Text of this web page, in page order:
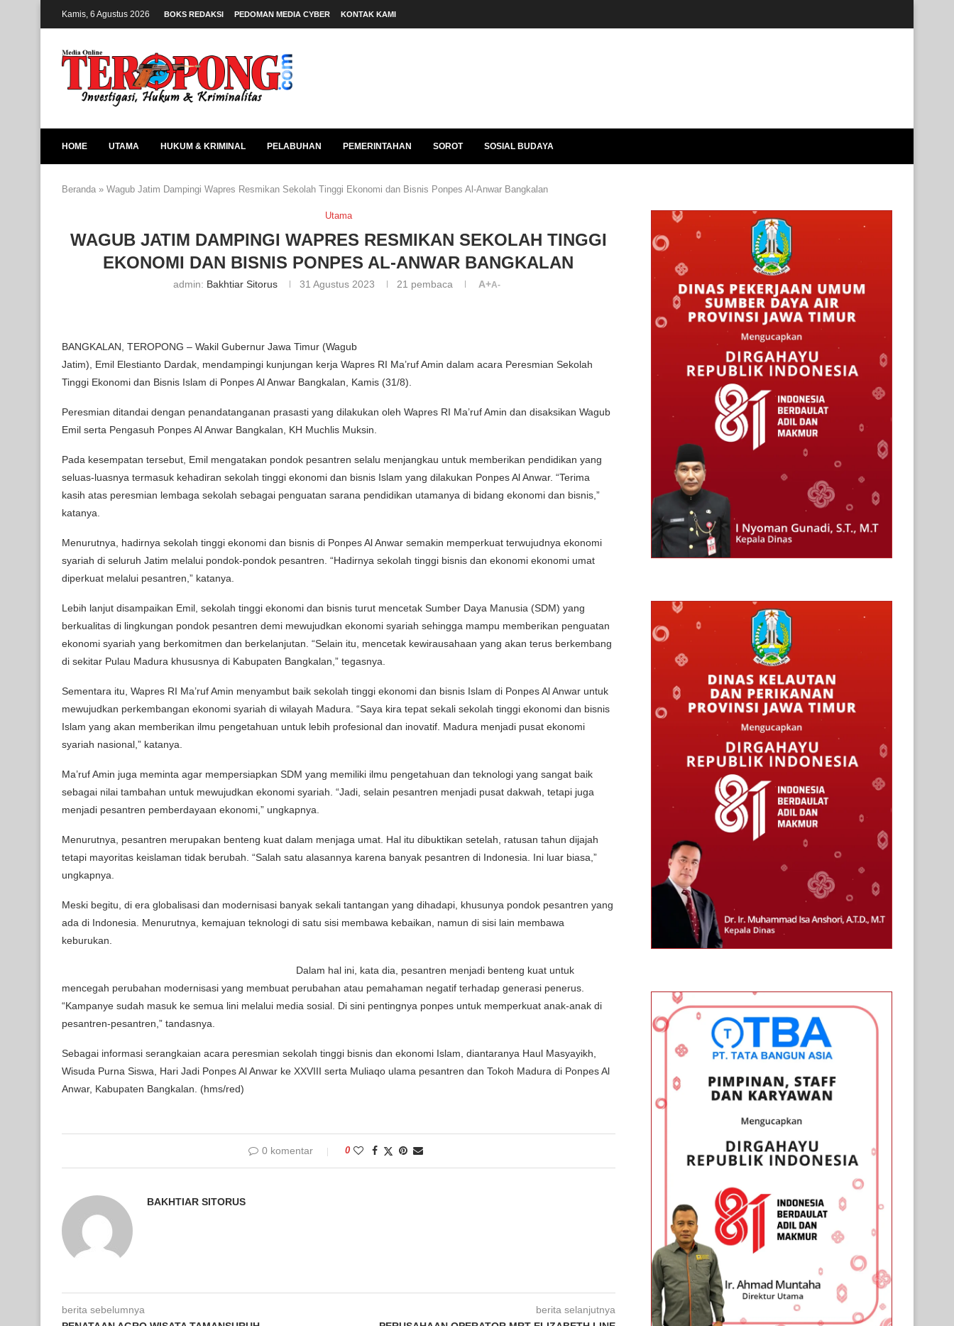
Kamis, 6 Agustus 2026 BOKS REDAKSI PEDOMAN MEDIA CYBER KONTAK KAMI
HOME UTAMA HUKUM & KRIMINAL PELABUHAN PEMERINTAHAN SOROT SOSIAL BUDAYA
Beranda » Wagub Jatim Dampingi Wapres Resmikan Sekolah Tinggi Ekonomi dan Bisnis Ponpes Al-Anwar Bangkalan
Utama
WAGUB JATIM DAMPINGI WAPRES RESMIKAN SEKOLAH TINGGI
EKONOMI DAN BISNIS PONPES AL-ANWAR BANGKALAN
admin: Bakhtiar Sitorus 31 Agustus 2023 21 pembaca A+A-
BANGKALAN, TEROPONG – Wakil Gubernur Jawa Timur (Wagub
Jatim), Emil Elestianto Dardak, mendampingi kunjungan kerja Wapres RI Ma’ruf Amin dalam acara Peresmian Sekolah
Tinggi Ekonomi dan Bisnis Islam di Ponpes Al Anwar Bangkalan, Kamis (31/8).
Peresmian ditandai dengan penandatanganan prasasti yang dilakukan oleh Wapres RI Ma’ruf Amin dan disaksikan Wagub
Emil serta Pengasuh Ponpes Al Anwar Bangkalan, KH Muchlis Muksin.
Pada kesempatan tersebut, Emil mengatakan pondok pesantren selalu menjangkau untuk memberikan pendidikan yang
seluas-luasnya termasuk kehadiran sekolah tinggi ekonomi dan bisnis Islam yang dilakukan Ponpes Al Anwar. “Terima
kasih atas peresmian lembaga sekolah sebagai penguatan sarana pendidikan utamanya di bidang ekonomi dan bisnis,”
katanya.
Menurutnya, hadirnya sekolah tinggi ekonomi dan bisnis di Ponpes Al Anwar semakin memperkuat terwujudnya ekonomi
syariah di seluruh Jatim melalui pondok-pondok pesantren. “Hadirnya sekolah tinggi bisnis dan ekonomi ekonomi umat
diperkuat melalui pesantren,” katanya.
Lebih lanjut disampaikan Emil, sekolah tinggi ekonomi dan bisnis turut mencetak Sumber Daya Manusia (SDM) yang
berkualitas di lingkungan pondok pesantren demi mewujudkan ekonomi syariah sehingga mampu memberikan penguatan
ekonomi syariah yang berkomitmen dan berkelanjutan. “Selain itu, mencetak kewirausahaan yang akan terus berkembang
di sekitar Pulau Madura khususnya di Kabupaten Bangkalan,” tegasnya.
Sementara itu, Wapres RI Ma’ruf Amin menyambut baik sekolah tinggi ekonomi dan bisnis Islam di Ponpes Al Anwar untuk
mewujudkan perkembangan ekonomi syariah di wilayah Madura. “Saya kira tepat sekali sekolah tinggi ekonomi dan bisnis
Islam yang akan memberikan ilmu pengetahuan untuk lebih profesional dan inovatif. Madura menjadi pusat ekonomi
syariah nasional,” katanya.
Ma’ruf Amin juga meminta agar mempersiapkan SDM yang memiliki ilmu pengetahuan dan teknologi yang sangat baik
sebagai nilai tambahan untuk mewujudkan ekonomi syariah. “Jadi, selain pesantren menjadi pusat dakwah, tetapi juga
menjadi pesantren pemberdayaan ekonomi,” ungkapnya.
Menurutnya, pesantren merupakan benteng kuat dalam menjaga umat. Hal itu dibuktikan setelah, ratusan tahun dijajah
tetapi mayoritas keislaman tidak berubah. “Salah satu alasannya karena banyak pesantren di Indonesia. Ini luar biasa,”
ungkapnya.
Meski begitu, di era globalisasi dan modernisasi banyak sekali tantangan yang dihadapi, khusunya pondok pesantren yang
ada di Indonesia. Menurutnya, kemajuan teknologi di satu sisi membawa kebaikan, namun di sisi lain membawa
keburukan.
Dalam hal ini, kata dia, pesantren menjadi benteng kuat untuk
mencegah perubahan modernisasi yang membuat perubahan atau pemahaman negatif terhadap generasi penerus.
“Kampanye sudah masuk ke semua lini melalui media sosial. Di sini pentingnya ponpes untuk memperkuat anak-anak di
pesantren-pesantren,” tandasnya.
Sebagai informasi serangkaian acara peresmian sekolah tinggi bisnis dan ekonomi Islam, diantaranya Haul Masyayikh,
Wisuda Purna Siswa, Hari Jadi Ponpes Al Anwar ke XXVIII serta Muliaqo ulama pesantren dan Tokoh Madura di Ponpes Al
Anwar, Kabupaten Bangkalan. (hms/red)
0 komentar 0
BAKHTIAR SITORUS
berita sebelumnya
berita selanjutnya